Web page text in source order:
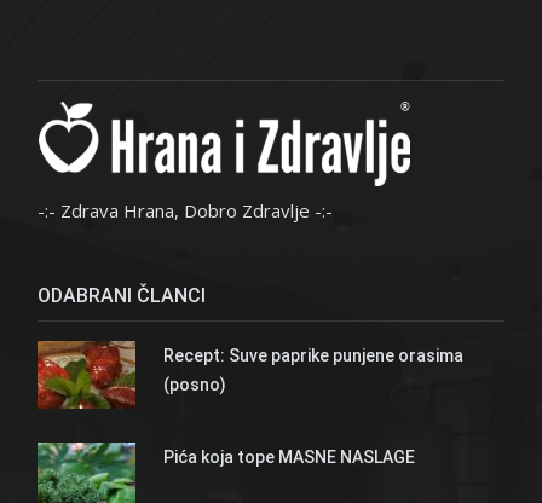
-:- Zdrava Hrana, Dobro Zdravlje -:-
ODABRANI ČLANCI
Recept: Suve paprike punjene orasima
(posno)
Pića koja tope MASNE NASLAGE